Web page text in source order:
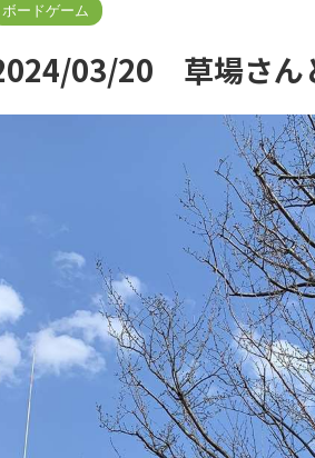
ボードゲーム
03/20 草場さん